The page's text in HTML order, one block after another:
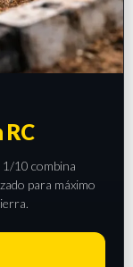
1/10 combina
para máximo